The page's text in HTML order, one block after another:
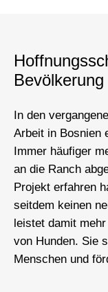
Bevölkerung
In den
Arbeit in Bosnien
Immer häufiger
an die Ranch
Projekt erfahren
seitdem keinen
leistet damit
von Hunden. Sie
Menschen und